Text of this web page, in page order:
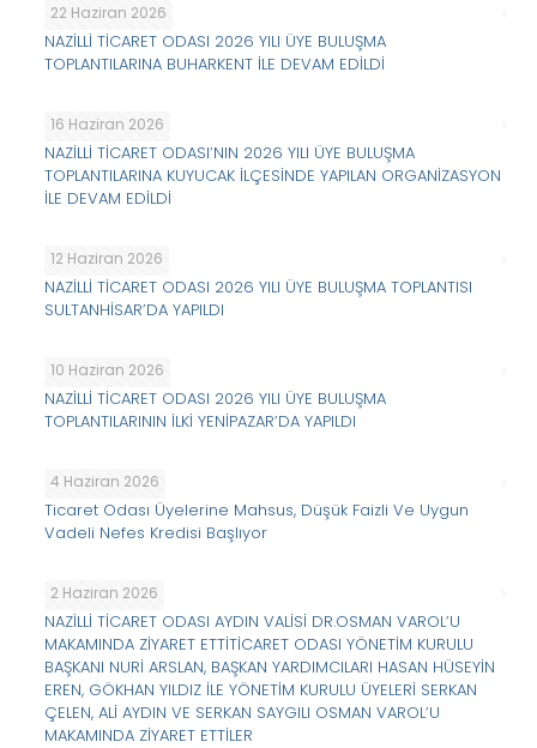
22 Haziran 2026
NAZİLLİ TİCARET ODASI 2026 YILI ÜYE BULUŞMA
TOPLANTILARINA BUHARKENT İLE DEVAM EDİLDİ
16 Haziran 2026
NAZİLLİ TİCARET ODASI’NIN 2026 YILI ÜYE BULUŞMA
TOPLANTILARINA KUYUCAK İLÇESİNDE YAPILAN ORGANİZASYON
İLE DEVAM EDİLDİ
12 Haziran 2026
NAZİLLİ TİCARET ODASI 2026 YILI ÜYE BULUŞMA TOPLANTISI
SULTANHİSAR’DA YAPILDI
10 Haziran 2026
NAZİLLİ TİCARET ODASI 2026 YILI ÜYE BULUŞMA
TOPLANTILARININ İLKİ YENİPAZAR’DA YAPILDI
4 Haziran 2026
Ticaret Odası Üyelerine Mahsus, Düşük Faizli Ve Uygun
Vadeli Nefes Kredisi Başlıyor
2 Haziran 2026
NAZİLLİ TİCARET ODASI AYDIN VALİSİ DR.OSMAN VAROL’U
MAKAMINDA ZİYARET ETTİTİCARET ODASI YÖNETİM KURULU
BAŞKANI NURİ ARSLAN, BAŞKAN YARDIMCILARI HASAN HÜSEYİN
EREN, GÖKHAN YILDIZ İLE YÖNETİM KURULU ÜYELERİ SERKAN
ÇELEN, ALİ AYDIN VE SERKAN SAYGILI OSMAN VAROL’U
MAKAMINDA ZİYARET ETTİLER